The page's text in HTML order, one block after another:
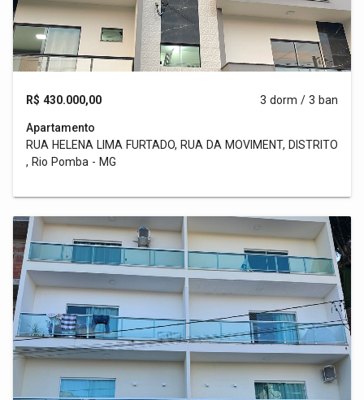
R$ 430.000,00 3 dorm / 3 ban
Apartamento
RUA HELENA LIMA FURTADO, RUA DA MOVIMENT, DISTRITO
, Rio Pomba - MG